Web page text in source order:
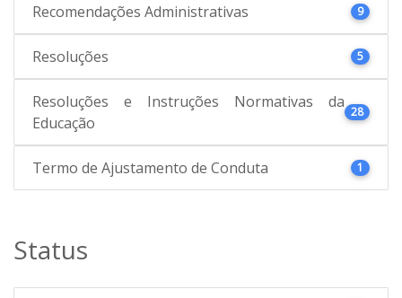
Recomendações Administrativas 9
Resoluções 5
Resoluções e Instruções Normativas da
Educação
28
Termo de Ajustamento de Conduta 1
Status